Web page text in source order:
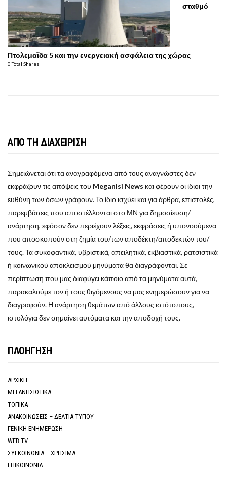
σταθμό
Πτολεμαΐδα 5 και την ενεργειακή ασφάλεια της χώρας
0 Total Shares
ΑΠΟ ΤΗ ΔΙΑΧΕΙΡΙΣΗ
Σημειώνεται ότι τα αναγραφόμενα από τους αναγνώστες δεν
εκφράζουν τις απόψεις του Meganisi News και φέρουν οι ίδιοι την
ευθύνη των όσων γράφουν. Το ίδιο ισχύει και για άρθρα, επιστολές,
παρεμβάσεις που αποστέλλονται στο ΜΝ για δημοσίευση/
ανάρτηση, εφόσον δεν περιέχουν λέξεις, εκφράσεις ή υπονοούμενα
που αποσκοπούν στη ζημία του/των αποδέκτη/αποδεκτών του/
τους. Τα συκοφαντικά, υβριστικά, απειλητικά, εκβιαστικά, ρατσιστικά
ή κοινωνικού αποκλεισμού μηνύματα θα διαγράφονται. Σε
περίπτωση που μας διαφύγει κάποιο από τα μηνύματα αυτά,
παρακαλούμε τον ή τους θιγόμενους να μας ενημερώσουν για να
διαγραφούν. Η ανάρτηση θεμάτων από άλλους ιστότοπους,
ιστολόγια δεν σημαίνει αυτόματα και την αποδοχή τους.
ΠΛΟΗΓΗΣΗ
ΑΡΧΙΚΗ
ΜΕΓΑΝΗΣΙΩΤΙΚΑ
ΤΟΠΙΚΑ
ΑΝΑΚΟΙΝΩΣΕΙΣ – ΔΕΛΤΙΑ ΤΥΠΟΥ
ΓΕΝΙΚΗ ΕΝΗΜΕΡΩΣΗ
WEB TV
ΣΥΓΚΟΙΝΩΝΙΑ – ΧΡΗΣΙΜΑ
ΕΠΙΚΟΙΝΩΝΙΑ